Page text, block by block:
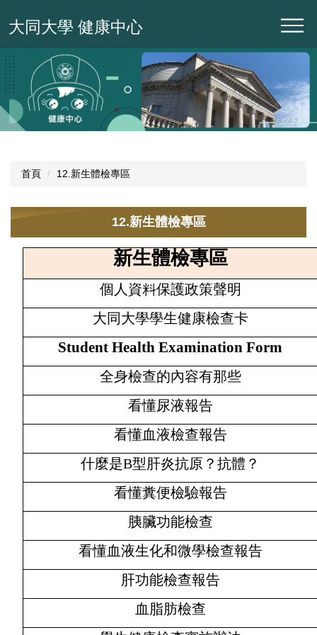
到
要
內
容
區
大同大學 健康中心
首頁 12.新生體檢專區
12.新生體檢專區
新生體檢專區
個人資料保護政策聲明
大同大學學生健康檢查卡
Student Health Examination Form
全身檢查的內容有那些
看懂尿液報告
看懂血液檢查報告
什麼是B型肝炎抗原？抗體？
看懂糞便檢驗報告
胰臟功能檢查
看懂血液生化和微學檢查報告
肝功能檢查報告
血脂肪檢查